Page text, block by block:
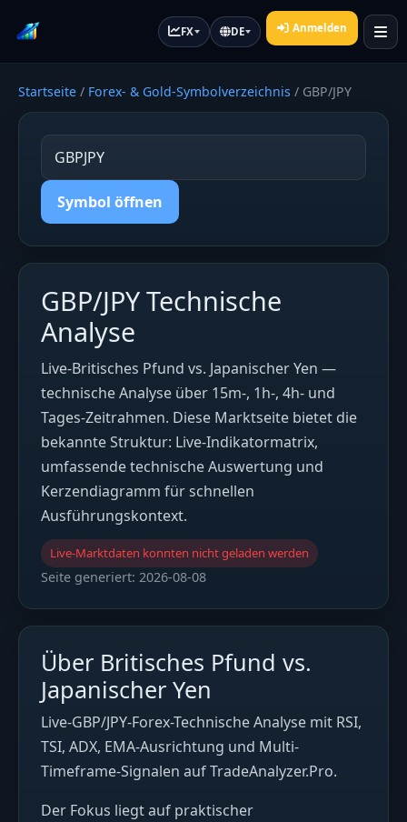
FX DE Anmelden
Startseite / Forex- & Gold-Symbolverzeichnis / GBP/JPY
Symbol öffnen
GBP/JPY Technische
Analyse
Live-Britisches Pfund vs. Japanischer Yen —
technische Analyse über 15m-, 1h-, 4h- und
Tages-Zeitrahmen. Diese Marktseite bietet die
bekannte Struktur: Live-Indikatormatrix,
umfassende technische Auswertung und
Kerzendiagramm für schnellen
Ausführungskontext.
Live-Marktdaten konnten nicht geladen werden
Seite generiert: 2026-08-08
Über Britisches Pfund vs.
Japanischer Yen
Live-GBP/JPY-Forex-Technische Analyse mit RSI,
TSI, ADX, EMA-Ausrichtung und Multi-
Timeframe-Signalen auf TradeAnalyzer.Pro.
Der Fokus liegt auf praktischer